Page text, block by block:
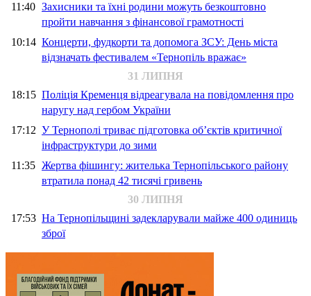
11:40 Захисники та їхні родини можуть безкоштовно
пройти навчання з фінансової грамотності
10:14 Концерти, фудкорти та допомога ЗСУ: День міста
відзначать фестивалем «Тернопіль вражає»
31 ЛИПНЯ
18:15 Поліція Кременця відреагувала на повідомлення про
наругу над гербом України
17:12 У Тернополі триває підготовка об’єктів критичної
інфраструктури до зими
11:35 Жертва фішингу: жителька Тернопільського району
втратила понад 42 тисячі гривень
30 ЛИПНЯ
17:53 На Тернопільщині задекларували майже 400 одиниць
зброї